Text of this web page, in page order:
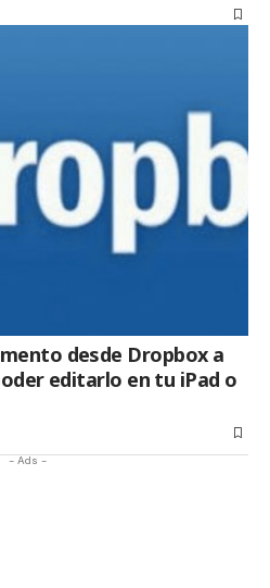
desde Dropbox a
editarlo en tu iPad o
- Ads -